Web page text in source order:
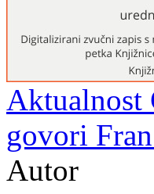
Aktualnost
govori
Autor